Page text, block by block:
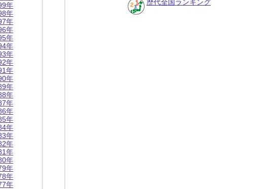
年
年
年
年
年
年
年
年
年
年
年
年
年
年
年
年
年
年
年
年
年
年
年
歴代全国ランキング